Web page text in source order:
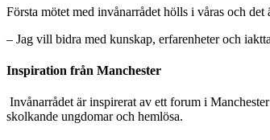
Första mötet med invånarrådet hölls i våras och
– Jag vill bidra med kunskap, erfarenheter och
Inspiration från Manchester
Invånarrådet är inspirerat av ett forum i
skolkande ungdomar och hemlösa.